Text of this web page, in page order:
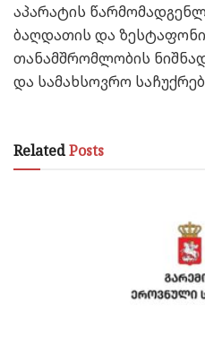
აპარატის
ბაღდათის და
თანამშრომლობის
და სამახსოვრო
RelatedPosts